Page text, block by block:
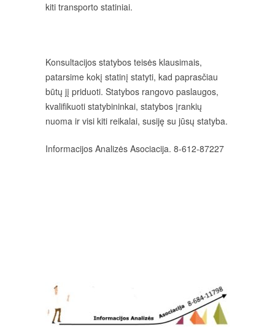
kiti transporto statiniai.
Konsultacijos statybos teisės klausimais,
patarsime kokį statinį statyti, kad paprasčiau
būtų jį priduoti. Statybos rangovo paslaugos,
kvalifikuoti statybininkai, statybos įrankių
nuoma ir visi kiti reikalai, susiję su jūsų statyba.
Informacijos Analizės Asociacija. 8-612-87227